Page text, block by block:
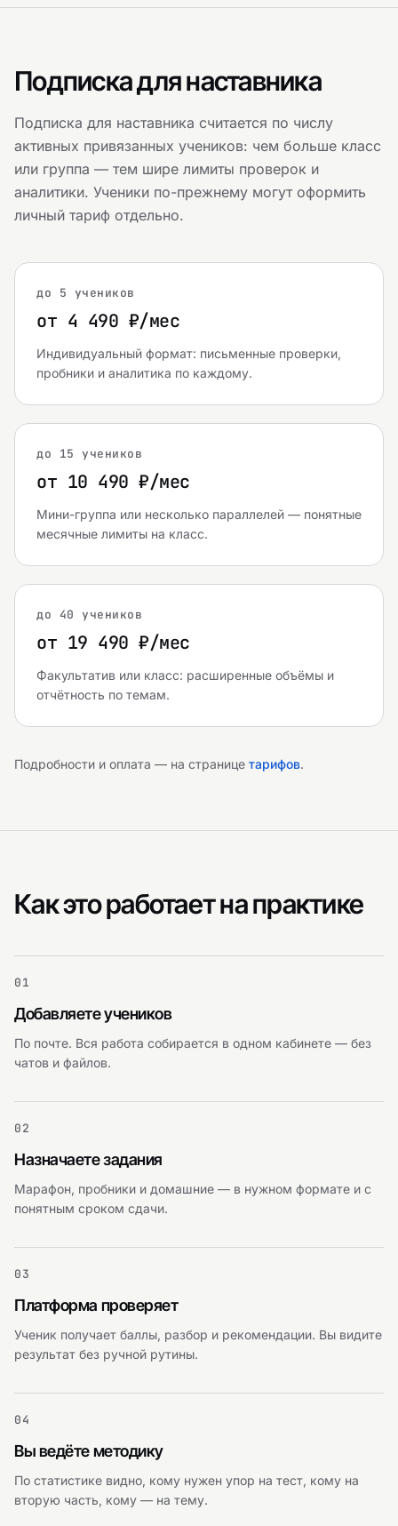
Подписка для наставника
Подписка для наставника считается по числу
активных привязанных учеников: чем больше класс
или группа — тем шире лимиты проверок и
аналитики. Ученики по-прежнему могут оформить
личный тариф отдельно.
до 5 учеников
от 4 490 ₽/мес
Индивидуальный формат: письменные проверки,
пробники и аналитика по каждому.
до 15 учеников
от 10 490 ₽/мес
Мини-группа или несколько параллелей — понятные
месячные лимиты на класс.
до 40 учеников
от 19 490 ₽/мес
Факультатив или класс: расширенные объёмы и
отчётность по темам.
Подробности и оплата — на странице тарифов.
Как это работает на практике
01
Добавляете учеников
По почте. Вся работа собирается в одном кабинете — без
чатов и файлов.
02
Назначаете задания
Марафон, пробники и домашние — в нужном формате и с
понятным сроком сдачи.
03
Платформа проверяет
Ученик получает баллы, разбор и рекомендации. Вы видите
результат без ручной рутины.
04
Вы ведёте методику
По статистике видно, кому нужен упор на тест, кому на
вторую часть, кому — на тему.